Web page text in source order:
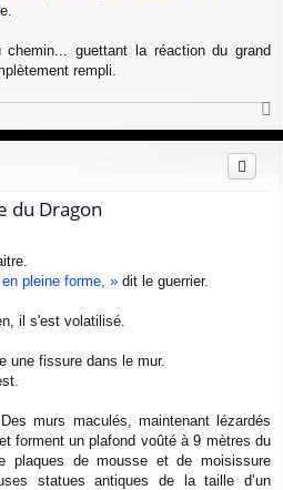
guettant la réaction du grand
rempli.
a
u
du Dragon
pleine forme, » dit le guerrier.
il s'est volatilisé.
une fissure dans le mur.
murs maculés, maintenant lézardés
forment un plafond voûté à 9 mètres du
plaques de mousse et de moisissure
statues antiques de la taille d’un